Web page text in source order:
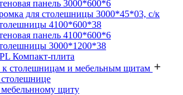
панель 3000*600*6
для столешницы 3000*45*03, с/к
4100*600*38
панель 4100*600*6
3000*1200*38
Компакт-плита
столешницам и мебельным щитам
щиту